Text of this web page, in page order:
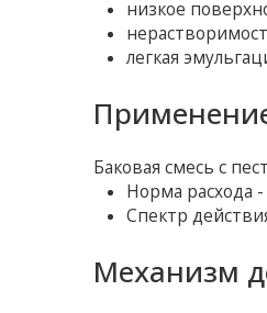
низкое
легкая
Баковая смесь с
Норма расхода
Спектр
Механизм